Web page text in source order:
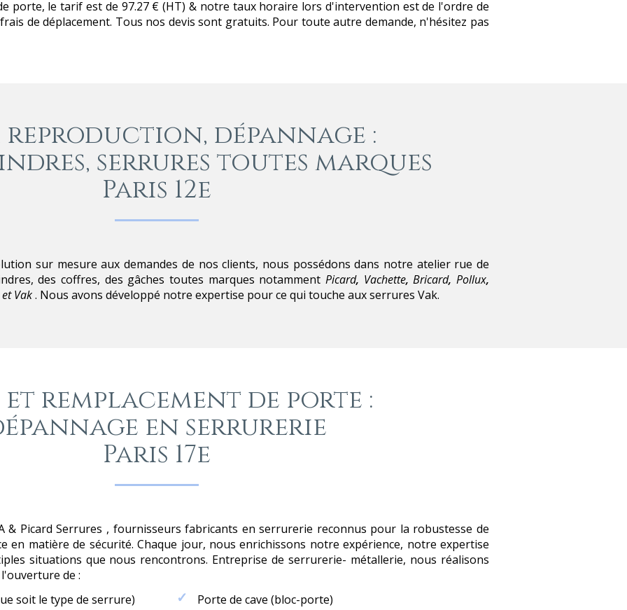
porte, le tarif est de 97.27 € (HT) & notre taux horaire lors d'intervention est de l'ordre de
frais de déplacement. Tous nos devis sont gratuits. Pour toute autre demande, n'hésitez pas
reproduction, dépannage :
serrures toutes marques
Paris 12e
sur mesure aux demandes de nos clients, nous possédons dans notre atelier rue de
des coffres, des gâches toutes marques notamment Picard, Vachette, Bricard, Pollux,
Vak. Nous avons développé notre expertise pour ce qui touche aux serrures Vak.
et remplacement de porte :
en serrurerie
Paris 17e
& Picard Serrures , fournisseurs fabricants en serrurerie reconnus pour la robustesse de
en matière de sécurité. Chaque jour, nous enrichissons notre expérience, notre expertise
situations que nous rencontrons. Entreprise de serrurerie- métallerie, nous réalisons
de :
soit le type de serrure)
Porte de cave (bloc-porte)